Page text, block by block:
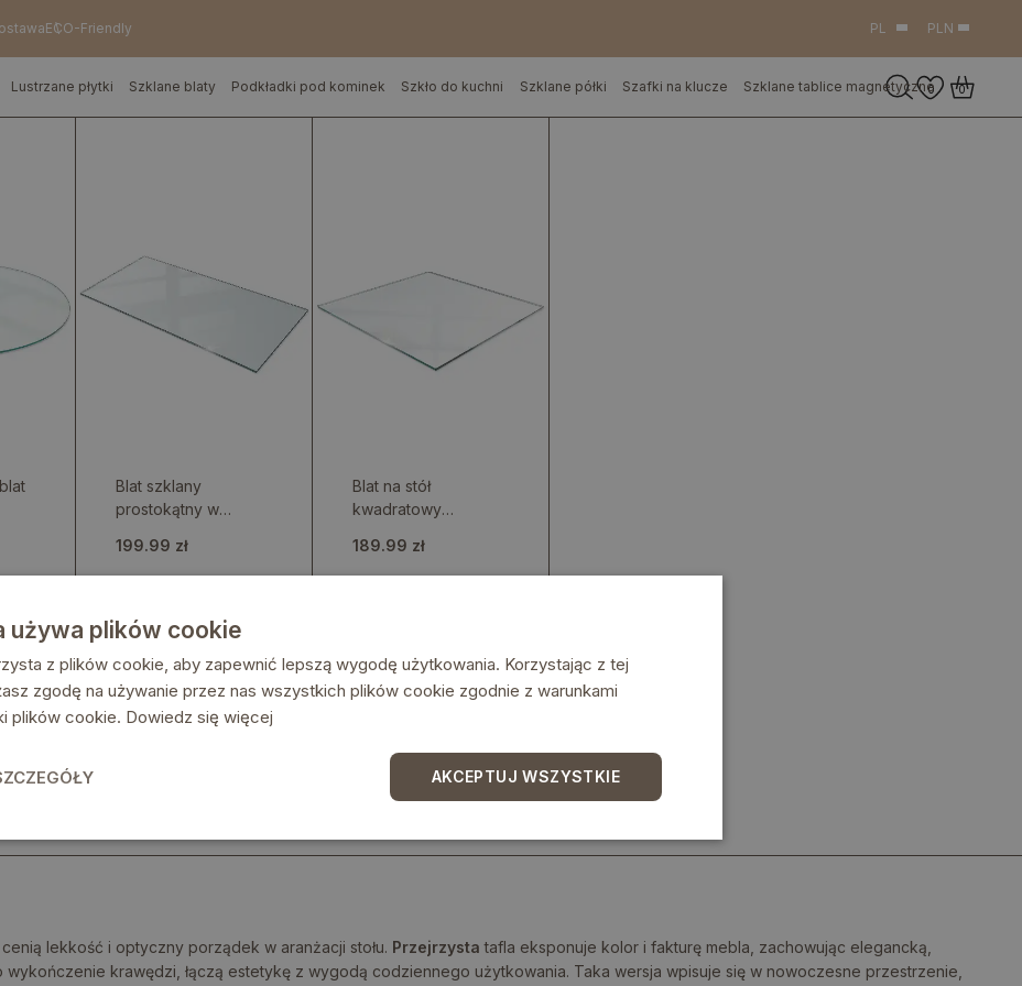
ECO-Friendly PL PLN
Lustrzane płytki Szklane blaty Podkładki pod kominek Szkło do kuchni Szklane półki Szafki na klucze Szklane tablice magnetyczne
0 0
Blat szklany
prostokątny w
transparentnym
199.99 zł
Blat na stół
kwadratowy
przezroczystego
materiału
189.99 zł
lekkość i optyczny porządek w aranżacji stołu. Przejrzysta tafla eksponuje kolor i fakturę mebla, zachowując elegancką,
wykończenie krawędzi, łączą estetykę z wygodą codziennego użytkowania. Taka wersja wpisuje się w nowoczesne przestrzenie,
używa plików cookie
z plików cookie, aby zapewnić lepszą wygodę użytkowania. Korzystając z tej
zgodę na używanie przez nas wszystkich plików cookie zgodnie z warunkami
plików cookie. Dowiedz się więcej
AKCEPTUJ WSZYSTKIE